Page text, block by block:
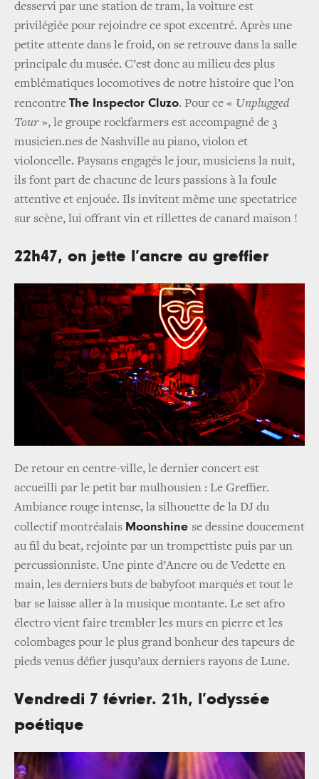
desservi par une station de tram, la voiture est
privilégiée pour rejoindre ce spot excentré. Après une
petite attente dans le froid, on se retrouve dans la salle
principale du musée. C’est donc au milieu des plus
emblématiques locomotives de notre histoire que l’on
rencontre The Inspector Cluzo. Pour ce « Unplugged
Tour », le groupe rockfarmers est accompagné de 3
musicien.nes de Nashville au piano, violon et
violoncelle. Paysans engagés le jour, musiciens la nuit,
ils font part de chacune de leurs passions à la foule
attentive et enjouée. Ils invitent même une spectatrice
sur scène, lui offrant vin et rillettes de canard maison !
22h47, on jette l’ancre au greffier
De retour en centre-ville, le dernier concert est
accueilli par le petit bar mulhousien : Le Greffier.
Ambiance rouge intense, la silhouette de la DJ du
collectif montréalais Moonshine se dessine doucement
au fil du beat, rejointe par un trompettiste puis par un
percussionniste. Une pinte d’Ancre ou de Vedette en
main, les derniers buts de babyfoot marqués et tout le
bar se laisse aller à la musique montante. Le set afro
électro vient faire trembler les murs en pierre et les
colombages pour le plus grand bonheur des tapeurs de
pieds venus défier jusqu’aux derniers rayons de Lune.
Vendredi 7 février. 21h, l’odyssée
poétique